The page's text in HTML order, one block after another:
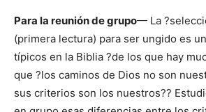
Para la reunión de grupo— La
(primera lectura) para ser ungido es
típicos en la Biblia ?de los que hay
que ?los caminos de Dios no son
sus criterios son los nuestros??